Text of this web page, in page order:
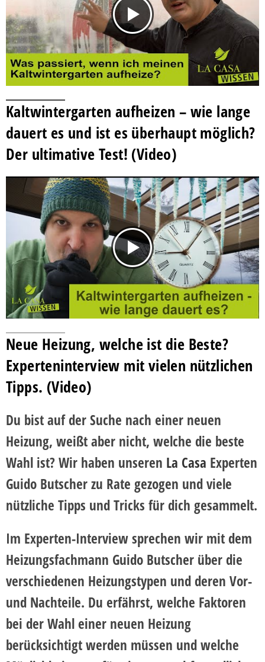
Kaltwintergarten aufheizen – wie lange
dauert es und ist es überhaupt möglich?
Der ultimative Test! (Video)
Neue Heizung, welche ist die Beste?
Experteninterview mit vielen nützlichen
Tipps. (Video)
Du bist auf der Suche nach einer neuen
Heizung, weißt aber nicht, welche die beste
Wahl ist? Wir haben unseren La Casa Experten
Guido Butscher zu Rate gezogen und viele
nützliche Tipps und Tricks für dich gesammelt.
Im Experten-Interview sprechen wir mit dem
Heizungsfachmann Guido Butscher über die
verschiedenen Heizungstypen und deren Vor-
und Nachteile. Du erfährst, welche Faktoren
bei der Wahl einer neuen Heizung
berücksichtigt werden müssen und welche